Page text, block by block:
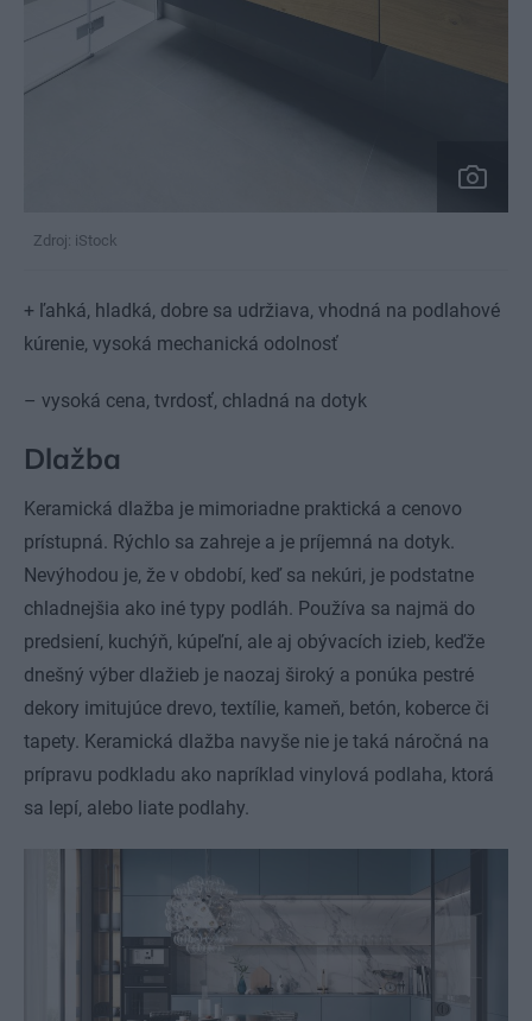
Zdroj: iStock
+ ľahká, hladká, dobre sa udržiava, vhodná na podlahové
kúrenie, vysoká mechanická odolnosť
– vysoká cena, tvrdosť, chladná na dotyk
Dlažba
Keramická dlažba je mimoriadne praktická a cenovo
prístupná. Rýchlo sa zahreje a je príjemná na dotyk.
Nevýhodou je, že v období, keď sa nekúri, je podstatne
chladnejšia ako iné typy podláh. Používa sa najmä do
predsiení, kuchýň, kúpeľní, ale aj obývacích izieb, keďže
dnešný výber dlažieb je naozaj široký a ponúka pestré
dekory imitujúce drevo, textílie, kameň, betón, koberce či
tapety. Keramická dlažba navyše nie je taká náročná na
prípravu podkladu ako napríklad vinylová podlaha, ktorá
sa lepí, alebo liate podlahy.